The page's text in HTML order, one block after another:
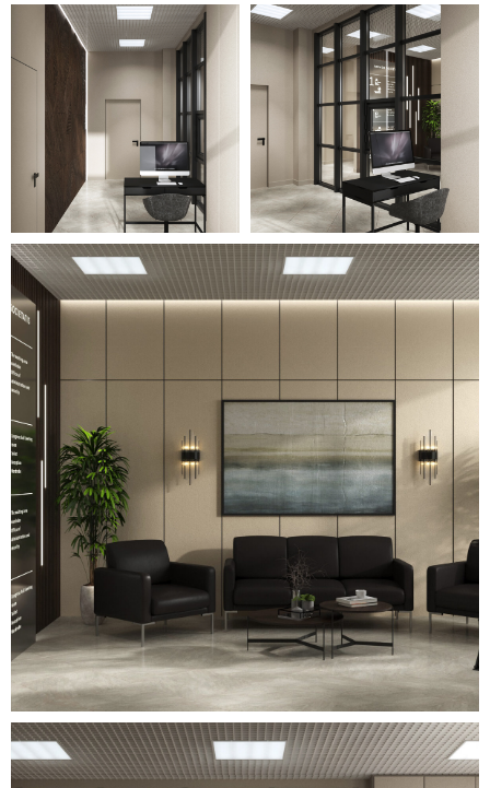
концепцию.